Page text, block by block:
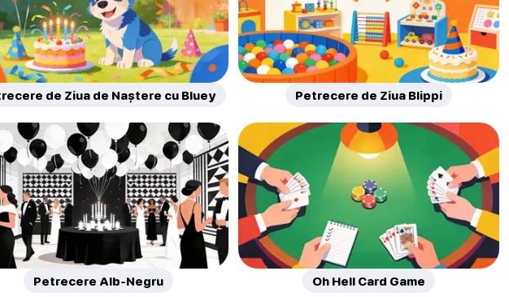
de Ziua de Naștere cu Bluey Petrecere de Ziua Blippi
Petrecere Alb-Negru Oh Hell Card Game